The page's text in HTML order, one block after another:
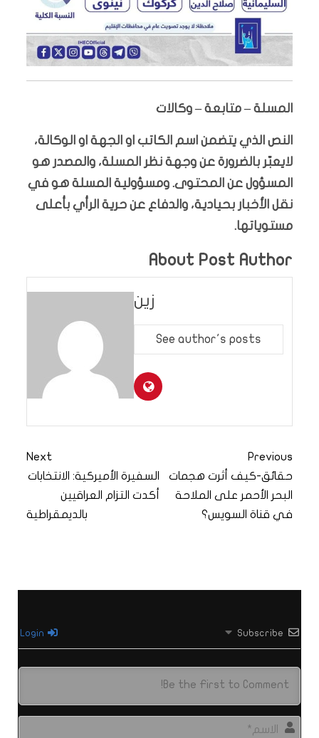
المسلة – متابعة – وكالات
النص الذي يتضمن اسم الكاتب او الجهة او الوكالة،
لايعبّر بالضرورة عن وجهة نظر المسلة، والمصدر هو
المسؤول عن المحتوى. ومسؤولية المسلة هو في
نقل الأخبار بحيادية، والدفاع عن حرية الرأي بأعلى
مستوياتها.
About Post Author
زين
See author's posts
Previous
حقائق-كيف أثرت هجمات
البحر الأحمر على الملاحة
في قناة السويس؟
Next
السفيرة الأميركية: الانتخابات
أكدت التزام العراقيين
بالديمقراطية
Subscribe